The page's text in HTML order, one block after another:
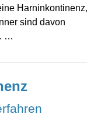
Harninkontinenz,
sind davon
…